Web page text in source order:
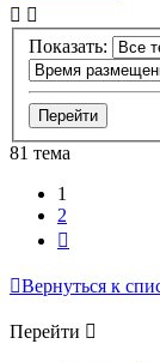
Показать:
81 тема
1
2
Вернуться к
Перейти